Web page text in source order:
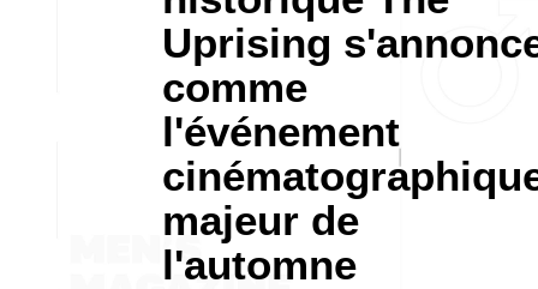
Uprising
comme
l'événement
majeur de
l'automne